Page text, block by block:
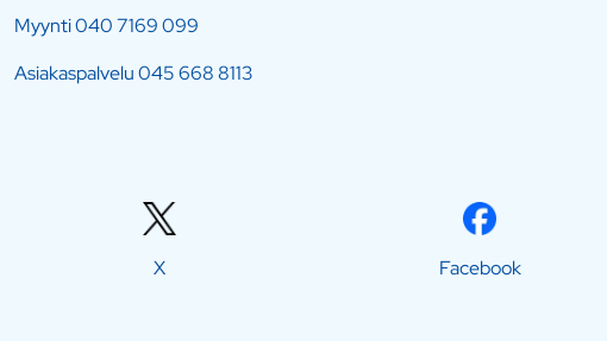
Myynti040 7169 099
Asiakaspalvelu045 668 8113
X Facebook